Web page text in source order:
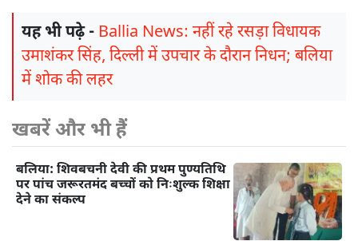
यह भी पढ़े - Ballia News: नहीं रहे रसड़ा विधायक
उमाशंकर सिंह, दिल्ली में उपचार के दौरान निधन; बलिया
में शोक की लहर
खबरें और भी हैं
बलिया: शिवबचनी देवी की प्रथम पुण्यतिथि
पर पांच जरूरतमंद बच्चों को निःशुल्क शिक्षा
देने का संकल्प